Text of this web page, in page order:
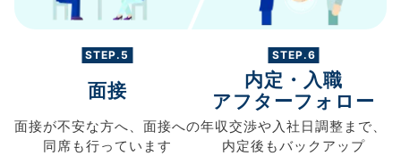
STEP.5
面接
面接が不安な方へ、 面接への
同席も行っています
STEP.6
内定・入職
アフターフォロー
年収交渉や入社日調整まで、
内定後もバックアップ